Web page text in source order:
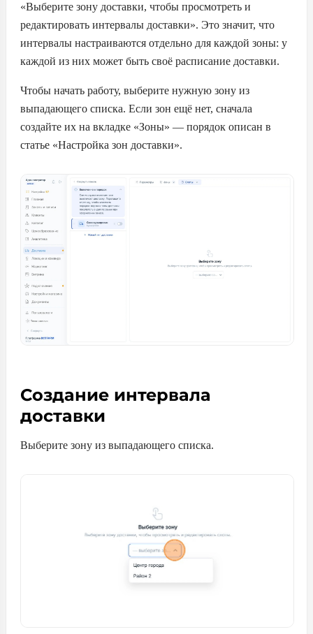
«Выберите зону доставки, чтобы просмотреть и
редактировать интервалы доставки». Это значит, что
интервалы настраиваются отдельно для каждой зоны: у
каждой из них может быть своё расписание доставки.
Чтобы начать работу, выберите нужную зону из
выпадающего списка. Если зон ещё нет, сначала
создайте их на вкладке «Зоны» — порядок описан в
статье «Настройка зон доставки».
Создание интервала
доставки
Выберите зону из выпадающего списка.